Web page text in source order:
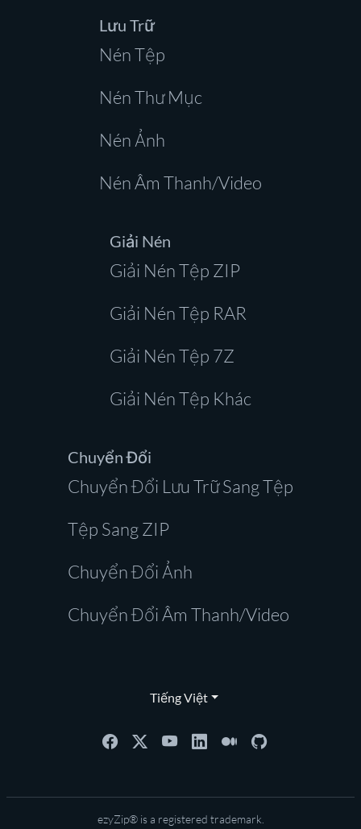
Lưu Trữ
Nén Tệp
Nén Thư Mục
Nén Ảnh
Nén Âm Thanh/Video
Giải Nén
Giải Nén Tệp ZIP
Giải Nén Tệp RAR
Giải Nén Tệp 7Z
Giải Nén Tệp Khác
Chuyển Đổi
Chuyển Đổi Lưu Trữ Sang Tệp
Tệp Sang ZIP
Chuyển Đổi Ảnh
Chuyển Đổi Âm Thanh/Video
Tiếng Việt
ezyZip® is a registered trademark.